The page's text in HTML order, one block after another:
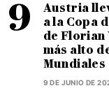
Austria
a la Copa
de Florian
más alto
Mundiales
9 DE JUNIO DE